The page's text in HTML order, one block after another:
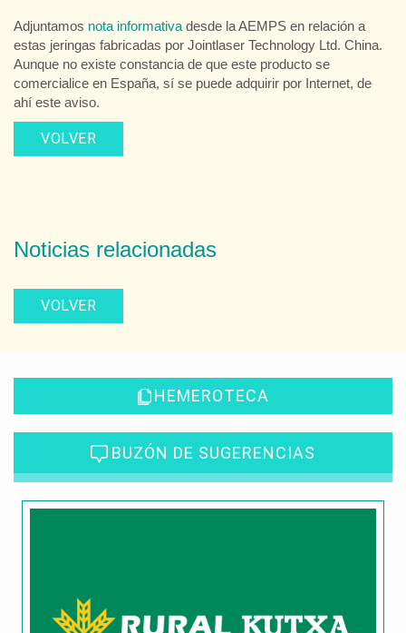
Adjuntamos nota informativa desde la AEMPS en relación a
estas jeringas fabricadas por Jointlaser Technology Ltd. China.
Aunque no existe constancia de que este producto se
comercialice en España, sí se puede adquirir por Internet, de
ahí este aviso.
VOLVER
Noticias relacionadas
VOLVER
HEMEROTECA
BUZÓN DE SUGERENCIAS